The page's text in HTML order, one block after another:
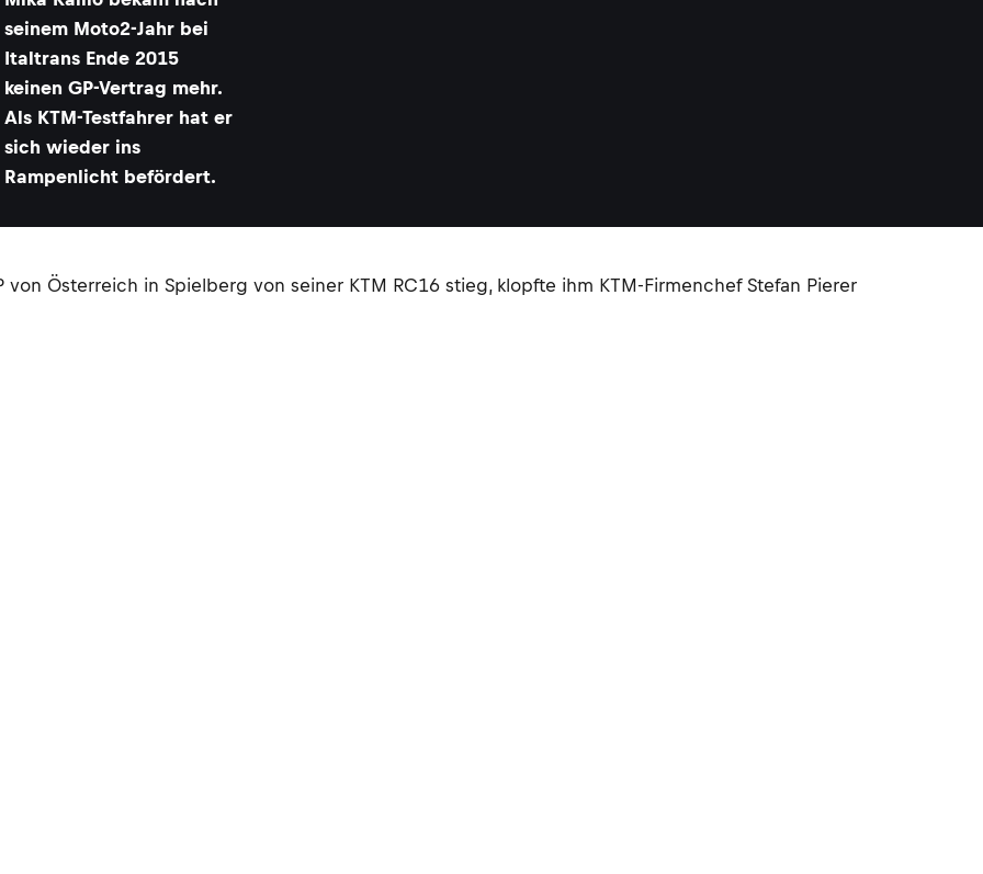
seinem Moto2-Jahr bei
Italtrans Ende 2015
keinen GP-Vertrag mehr.
Als KTM-Testfahrer hat er
sich wieder ins
Rampenlicht befördert.
Österreich in Spielberg von seiner KTM RC16 stieg, klopfte ihm KTM-Firmenchef Stefan Pierer